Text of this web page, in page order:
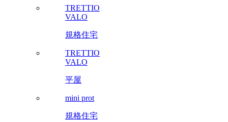
TRETTIO
VALO
規格住宅
TRETTIO
VALO
平屋
mini prot
規格住宅